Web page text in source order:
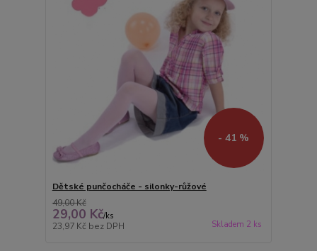
- 41 %
Dětské punčocháče - silonky-růžové
49,00 Kč
29,00 Kč/ks
23,97 Kč bez DPH Skladem 2 ks